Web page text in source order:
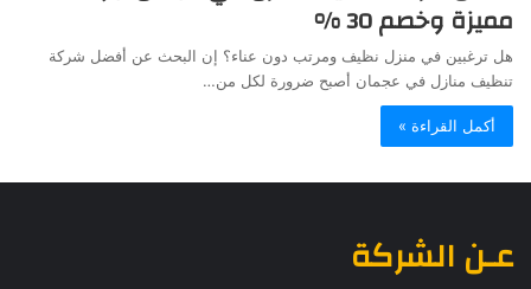
مميزة وخصم 30 %
هل ترغبين في منزل نظيف ومرتب دون عناء؟ إن البحث عن أفضل شركة
تنظيف منازل في عجمان أصبح ضرورة لكل من…
أكمل القراءة »
عـن الشركة